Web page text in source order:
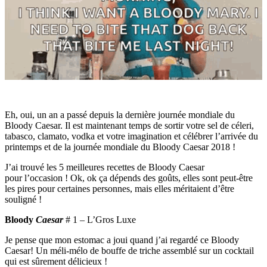
Eh, oui, un an a passé depuis la dernière journée mondiale du
Bloody Caesar. Il est maintenant temps de sortir votre sel de céleri,
tabasco, clamato, vodka et votre imagination et célébrer l’arrivée du
printemps et de la journée mondiale du Bloody Caesar 2018 !
J’ai trouvé les 5 meilleures recettes de Bloody Caesar
pour l’occasion ! Ok, ok ça dépends des goûts, elles sont peut-être
les pires pour certaines personnes, mais elles méritaient d’être
souligné !
Bloody Caesar# 1 – L’Gros Luxe
Je pense que mon estomac a joui quand j’ai regardé ce Bloody
Caesar! Un méli-mélo de bouffe de triche assemblé sur un cocktail
qui est sûrement délicieux !